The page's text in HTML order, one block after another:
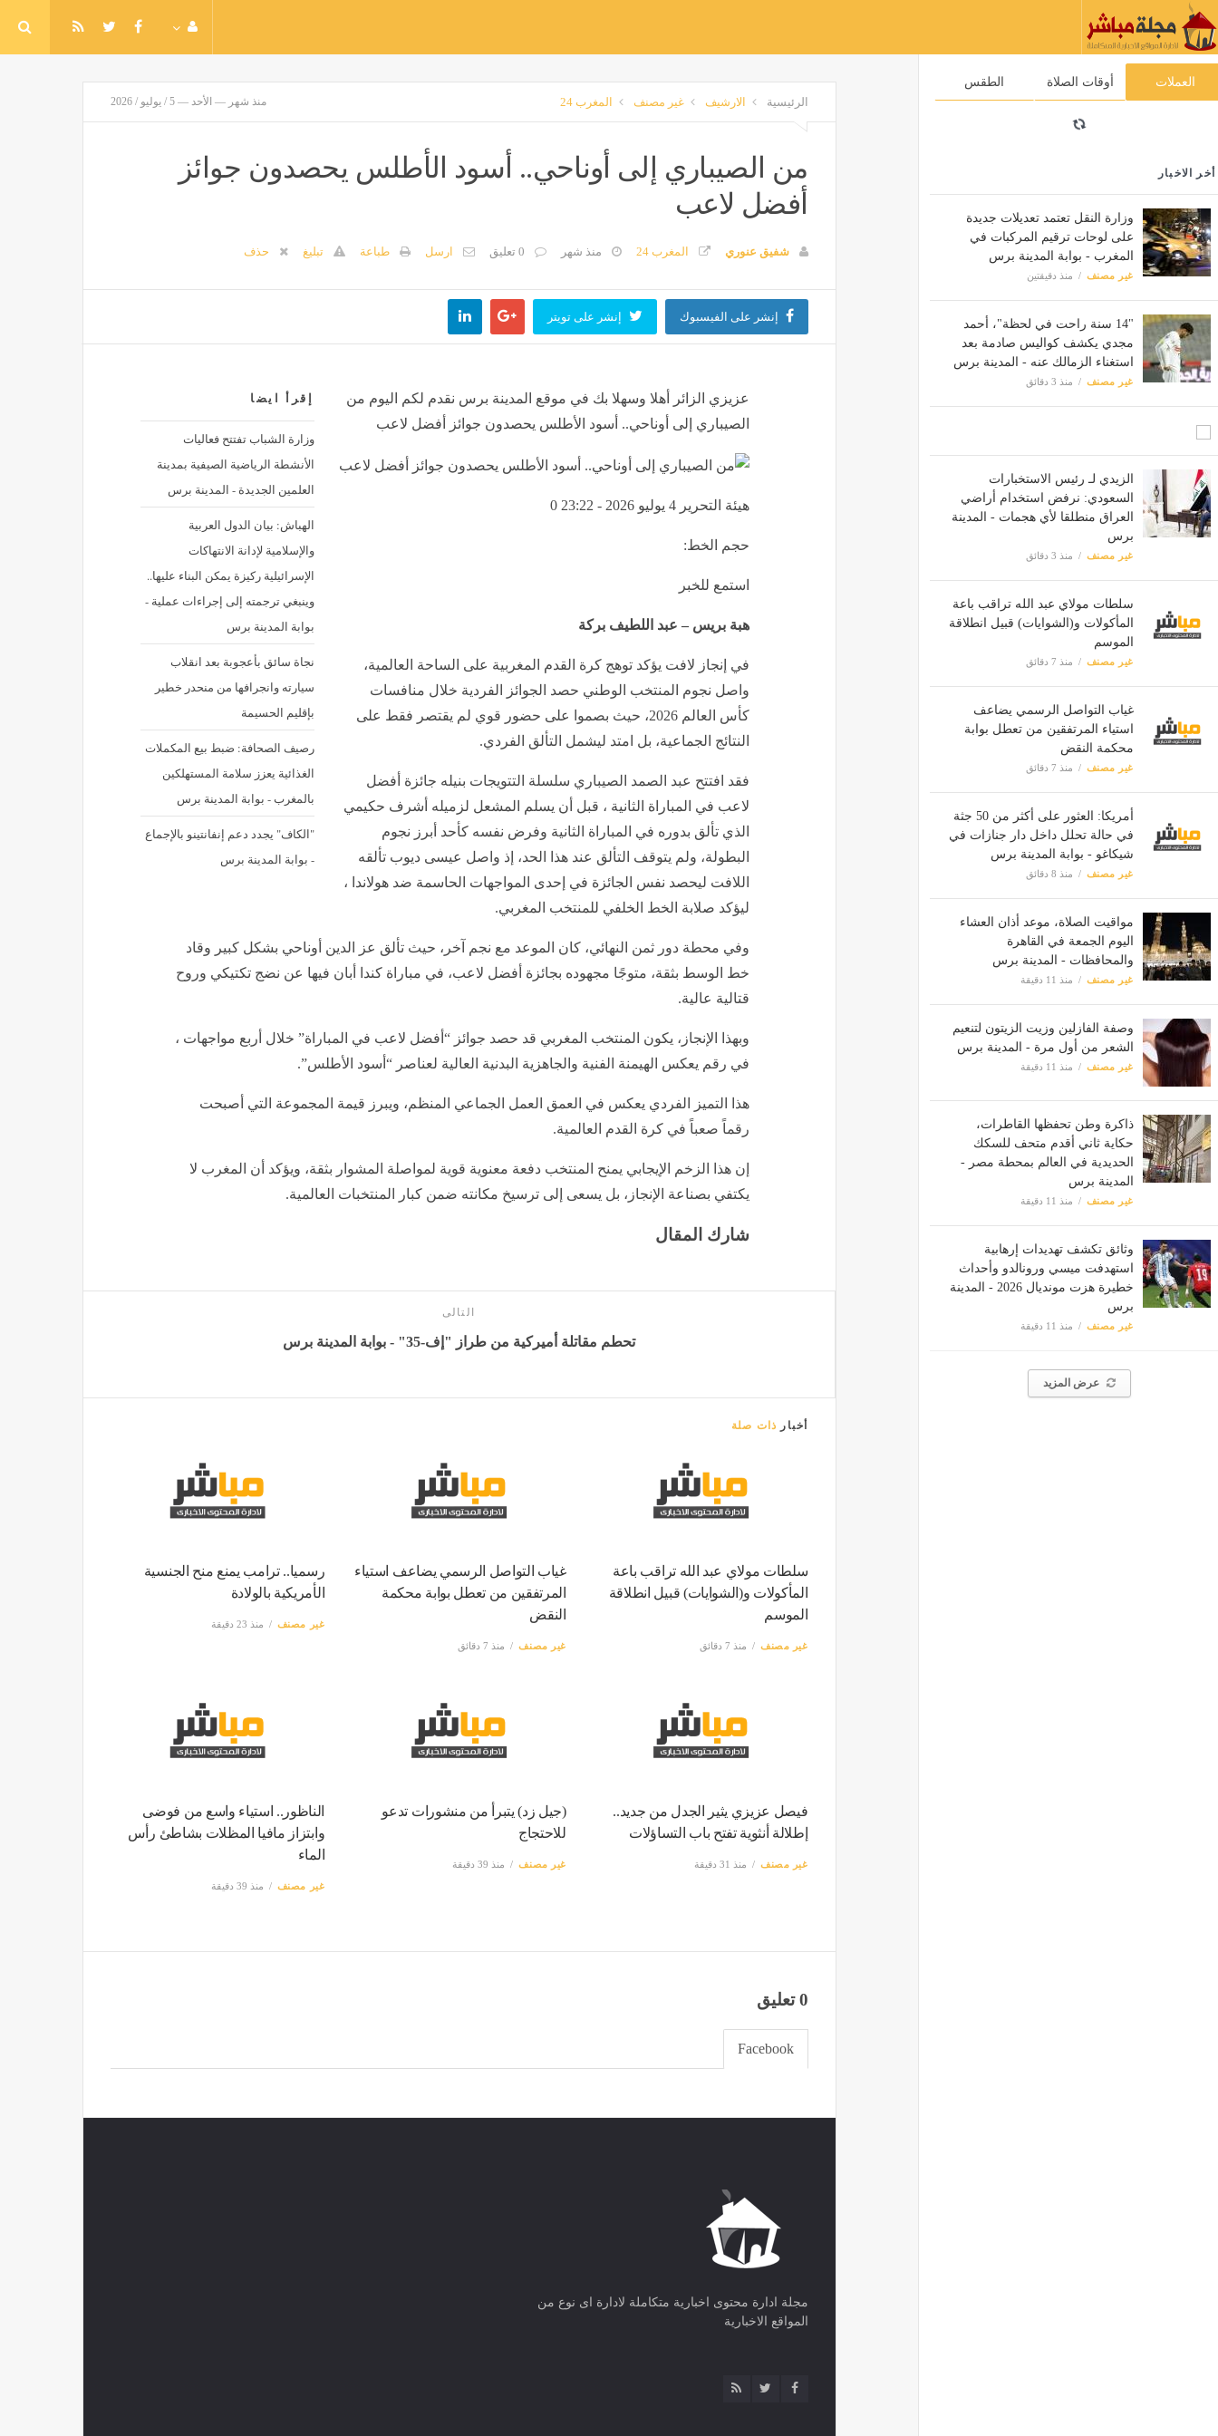
العملات أوقات الصلاة الطقس
أخر الاخبار
وزارة النقل تعتمد تعديلات جديدة
على لوحات ترقيم المركبات في
المغرب - بوابة المدينة برس
غير مصنف منذ دقيقتين
"14 سنة راحت في لحظة"، أحمد
مجدي يكشف كواليس صادمة بعد
استغناء الزمالك عنه - المدينة برس
غير مصنف منذ 3 دقائق
الزيدي لـ رئيس الاستخبارات
السعودي: نرفض استخدام أراضي
العراق منطلقا لأي هجمات - المدينة
برس
غير مصنف منذ 3 دقائق
سلطات مولاي عبد الله تراقب باعة
المأكولات و(الشوايات) قبيل انطلاقة
الموسم
غير مصنف منذ 7 دقائق
غياب التواصل الرسمي يضاعف
استياء المرتفقين من تعطل بوابة
محكمة النقض
غير مصنف منذ 7 دقائق
أمريكا: العثور على أكثر من 50 جثة
في حالة تحلل داخل دار جنازات في
شيكاغو - بوابة المدينة برس
غير مصنف منذ 8 دقائق
مواقيت الصلاة، موعد أذان العشاء
اليوم الجمعة في القاهرة
والمحافظات - المدينة برس
غير مصنف منذ 11 دقيقة
وصفة الفازلين وزيت الزيتون لتنعيم
الشعر من أول مرة - المدينة برس
غير مصنف منذ 11 دقيقة
ذاكرة وطن تحفظها القاطرات،
حكاية ثاني أقدم متحف للسكك
الحديدية في العالم بمحطة مصر -
المدينة برس
غير مصنف منذ 11 دقيقة
وثائق تكشف تهديدات إرهابية
استهدفت ميسي ورونالدو وأحداث
خطيرة هزت مونديال 2026 - المدينة
برس
غير مصنف منذ 11 دقيقة
عرض المزيد
الرئيسية الارشيف غير مصنف المغرب 24 منذ شهر — الأحد — 5 / يوليو / 2026
من الصيباري إلى أوناحي.. أسود الأطلس يحصدون جوائز
أفضل لاعب
شفيق عنوري المغرب 24 منذ شهر 0 تعليق ارسل طباعة تبليغ حذف
إنشر على الفيسبوك إنشر على تويتر
إقرأ ايضا
وزارة الشباب تفتتح فعاليات
الأنشطة الرياضية الصيفية بمدينة
العلمين الجديدة - المدينة برس
الهباش: بيان الدول العربية
والإسلامية لإدانة الانتهاكات
الإسرائيلية ركيزة يمكن البناء عليها..
وينبغي ترجمته إلى إجراءات عملية -
بوابة المدينة برس
نجاة سائق بأعجوبة بعد انقلاب
سيارته وانجرافها من منحدر خطير
بإقليم الحسيمة
رصيف الصحافة: ضبط بيع المكملات
الغذائية يعزز سلامة المستهلكين
بالمغرب - بوابة المدينة برس
"الكاف" يجدد دعم إنفانتينو بالإجماع
- بوابة المدينة برس
عزيزي الزائر أهلا وسهلا بك في موقع المدينة برس نقدم لكم اليوم من
الصيباري إلى أوناحي.. أسود الأطلس يحصدون جوائز أفضل لاعب
هيئة التحرير 4 يوليو 2026 - 23:22 0
حجم الخط:
استمع للخبر
هبة بريس – عبد اللطيف بركة
في إنجاز لافت يؤكد توهج كرة القدم المغربية على الساحة العالمية،
واصل نجوم المنتخب الوطني حصد الجوائز الفردية خلال منافسات
كأس العالم 2026، حيث بصموا على حضور قوي لم يقتصر فقط على
النتائج الجماعية، بل امتد ليشمل التألق الفردي.
فقد افتتح عبد الصمد الصيباري سلسلة التتويجات بنيله جائزة أفضل
لاعب في المباراة الثانية ، قبل أن يسلم المشعل لزميله أشرف حكيمي
الذي تألق بدوره في المباراة الثانية وفرض نفسه كأحد أبرز نجوم
البطولة، ولم يتوقف التألق عند هذا الحد، إذ واصل عيسى ديوب تألقه
اللافت ليحصد نفس الجائزة في إحدى المواجهات الحاسمة ضد هولاندا ،
ليؤكد صلابة الخط الخلفي للمنتخب المغربي.
وفي محطة دور ثمن النهائي، كان الموعد مع نجم آخر، حيث تألق عز الدين أوناحي بشكل كبير وقاد
خط الوسط بثقة، متوجًا مجهوده بجائزة أفضل لاعب، في مباراة كندا أبان فيها عن نضج تكتيكي وروح
قتالية عالية.
وبهذا الإنجاز، يكون المنتخب المغربي قد حصد جوائز “أفضل لاعب في المباراة” خلال أربع مواجهات ،
في رقم يعكس الهيمنة الفنية والجاهزية البدنية العالية لعناصر “أسود الأطلس”.
هذا التميز الفردي يعكس في العمق العمل الجماعي المنظم، ويبرز قيمة المجموعة التي أصبحت
رقماً صعباً في كرة القدم العالمية.
إن هذا الزخم الإيجابي يمنح المنتخب دفعة معنوية قوية لمواصلة المشوار بثقة، ويؤكد أن المغرب لا
يكتفي بصناعة الإنجاز، بل يسعى إلى ترسيخ مكانته ضمن كبار المنتخبات العالمية.
شارك المقال
التالى
تحطم مقاتلة أميركية من طراز "إف-35" - بوابة المدينة برس
أخبار ذات صلة
سلطات مولاي عبد الله تراقب باعة
المأكولات و(الشوايات) قبيل انطلاقة
الموسم
غير مصنف منذ 7 دقائق
غياب التواصل الرسمي يضاعف استياء
المرتفقين من تعطل بوابة محكمة
النقض
غير مصنف منذ 7 دقائق
رسميا.. ترامب يمنع منح الجنسية
الأمريكية بالولادة
غير مصنف منذ 23 دقيقة
فيصل عزيزي يثير الجدل من جديد..
إطلالة أنثوية تفتح باب التساؤلات
غير مصنف منذ 31 دقيقة
(جيل زد) يتبرأ من منشورات تدعو
للاحتجاج
غير مصنف منذ 39 دقيقة
الناظور.. استياء واسع من فوضى
وابتزاز مافيا المظلات بشاطئ رأس
الماء
غير مصنف منذ 39 دقيقة
0 تعليق
Facebook
مجلة ادارة محتوى اخبارية متكاملة لادارة اى نوع من
المواقع الاخبارية